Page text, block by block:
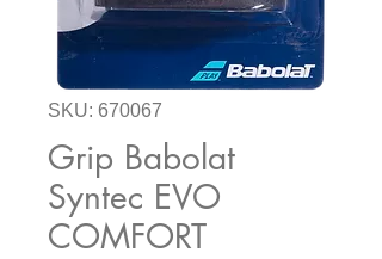
SKU: 670067
Grip Babolat
Syntec EVO
COMFORT